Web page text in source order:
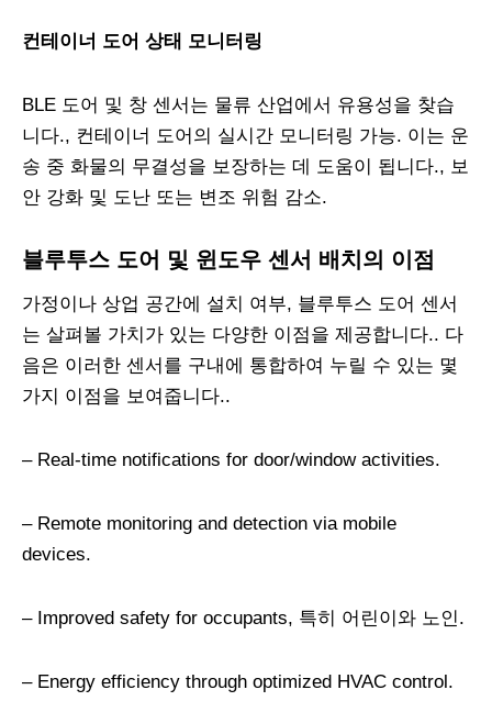
컨테이너 도어 상태 모니터링
BLE 도어 및 창 센서는 물류 산업에서 유용성을 찾습
니다., 컨테이너 도어의 실시간 모니터링 가능. 이는 운
송 중 화물의 무결성을 보장하는 데 도움이 됩니다., 보
안 강화 및 도난 또는 변조 위험 감소.
블루투스 도어 및 윈도우 센서 배치의 이점
가정이나 상업 공간에 설치 여부, 블루투스 도어 센서
는 살펴볼 가치가 있는 다양한 이점을 제공합니다.. 다
음은 이러한 센서를 구내에 통합하여 누릴 수 있는 몇
가지 이점을 보여줍니다..
– Real-time notifications for door/window activities.
– Remote monitoring and detection via mobile
devices.
– Improved safety for occupants, 특히 어린이와 노인.
– Energy efficiency through optimized HVAC control.